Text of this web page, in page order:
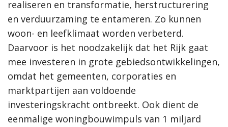
realiseren en transformatie, herstructurering
en verduurzaming te entameren. Zo kunnen
woon- en leefklimaat worden verbeterd.
Daarvoor is het noodzakelijk dat het Rijk gaat
mee investeren in grote gebiedsontwikkelingen,
omdat het gemeenten, corporaties en
marktpartijen aan voldoende
investeringskracht ontbreekt. Ook dient de
eenmalige woningbouwimpuls van 1 miljard